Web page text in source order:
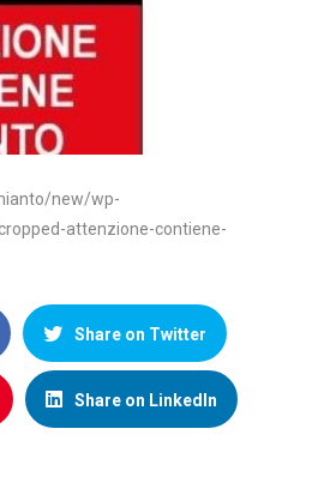
new/wp-
attenzione-contiene-
Share on Twitter
Share on LinkedIn